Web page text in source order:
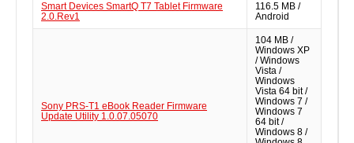
圧縮ファイル
暗号化されたファイル
Smart Devices SmartQ T7 Tablet Firmware
2.0.Rev1
116.5 MB /
Android
Sony PRS-T1 eBook Reader Firmware
Update Utility 1.0.07.05070
104 MB /
Windows XP
/ Windows
Vista /
Windows
Vista 64 bit /
Windows 7 /
Windows 7
64 bit /
Windows 8 /